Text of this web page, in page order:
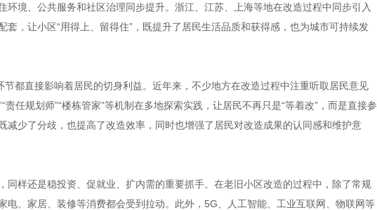
境、公共服务和社区治理同步提升。浙江、江苏、上海等地在改造过程中同步引入
，让小区“用得上、留得住”，既提升了居民生活品质和获得感，也为城市可持续发
都直接影响着居民的切身利益。近年来，不少地方在改造过程中注重听取居民意见
任规划师”“楼栋管家”等机制在多地探索实践，让居民不再只是“等着改”，而是直接参
少了分歧，也提高了改造效率，同时也增强了居民对改造成果的认同感和维护意
样还是稳投资、促就业、扩内需的重要抓手。在老旧小区改造的过程中，除了常规
电、家居、装修等消费都会受到拉动。此外，5G、人工智能、工业互联网、物联网等